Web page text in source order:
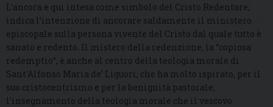
L’ancora è qui intesa come simbolo del Cristo Redentore;
indica l’intenzione di ancorare saldamente il ministero
episcopale sulla persona vivente del Cristo dal quale tutto è
sanato e redento. Il mistero della redenzione, la “copiosa
redemptio”, è anche al centro della teologia morale di
Sant’Alfonso Maria de’ Liguori, che ha molto ispirato, per il
suo cristocentrismo e per la benignità pastorale,
l’insegnamento della teologia morale che il vescovo